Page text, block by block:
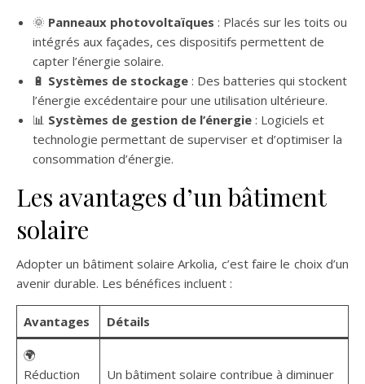
🌞 Panneaux photovoltaïques : Placés sur les toits ou
intégrés aux façades, ces dispositifs permettent de
capter l’énergie solaire.
🔋 Systèmes de stockage : Des batteries qui stockent
l’énergie excédentaire pour une utilisation ultérieure.
📊 Systèmes de gestion de l’énergie : Logiciels et
technologie permettant de superviser et d’optimiser la
consommation d’énergie.
Les avantages d’un bâtiment
solaire
Adopter un bâtiment solaire Arkolia, c’est faire le choix d’un
avenir durable. Les bénéfices incluent :
Avantages Détails
🌍
Réduction
Un bâtiment solaire contribue à diminuer